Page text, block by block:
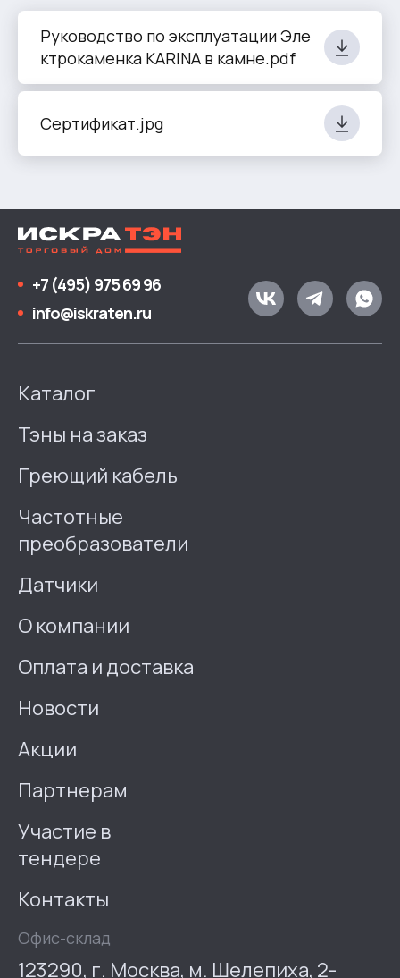
Руководство по эксплуатации Эле
ктрокаменка KARINA в камне.pdf
Сертификат.jpg
+7 (495) 975 69 96
info@iskraten.ru
Каталог
Тэны на заказ
Греющий кабель
Частотные
преобразователи
Датчики
О компании
Оплата и доставка
Новости
Акции
Партнерам
Участие в
тендере
Контакты
Офис-склад
123290, г. Москва, м. Шелепиха, 2-